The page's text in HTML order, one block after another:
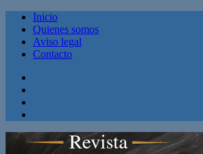
Inicio
Quienes somos
Aviso legal
Contacto